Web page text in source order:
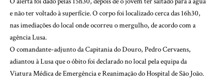
e não ter voltado à superfície. O corpo foi localizado cerca das 16h30,
nas imediações do local onde ocorreu o mergulho, de acordo com a
agência Lusa.
O comandante-adjunto da Capitania do Douro, Pedro Cervaens,
adiantou à Lusa que o óbito foi declarado no local pela equipa da
Viatura Médica de Emergência e Reanimação do Hospital de São João.